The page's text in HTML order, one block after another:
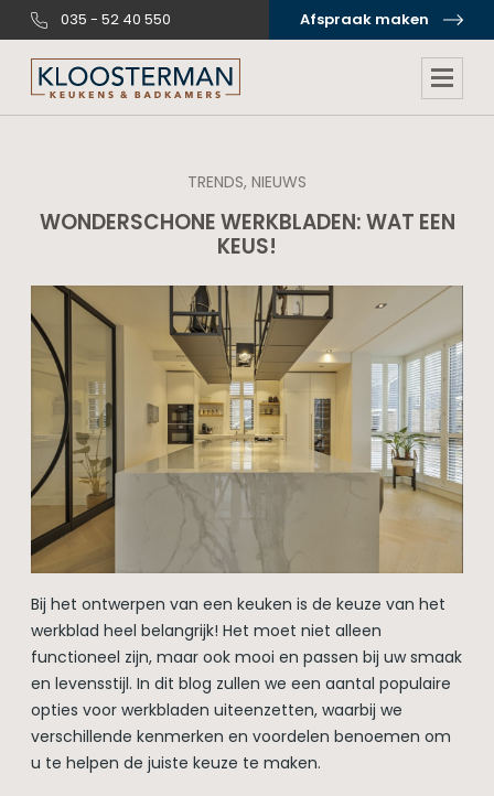
035 - 52 40 550 Afspraak maken
TRENDS, NIEUWS
WONDERSCHONE WERKBLADEN: WAT EEN
KEUS!
Bij het ontwerpen van een keuken is de keuze van het
werkblad heel belangrijk! Het moet niet alleen
functioneel zijn, maar ook mooi en passen bij uw smaak
en levensstijl. In dit blog zullen we een aantal populaire
opties voor werkbladen uiteenzetten, waarbij we
verschillende kenmerken en voordelen benoemen om
u te helpen de juiste keuze te maken.